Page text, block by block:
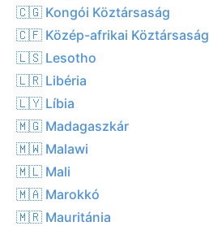
🇨🇬 Kongói Köztársaság
🇨🇫 Közép-afrikai Köztársaság
🇱🇸 Lesotho
🇱🇷 Libéria
🇱🇾 Líbia
🇲🇬 Madagaszkár
🇲🇼 Malawi
🇲🇱 Mali
🇲🇦 Marokkó
🇲🇷 Mauritánia